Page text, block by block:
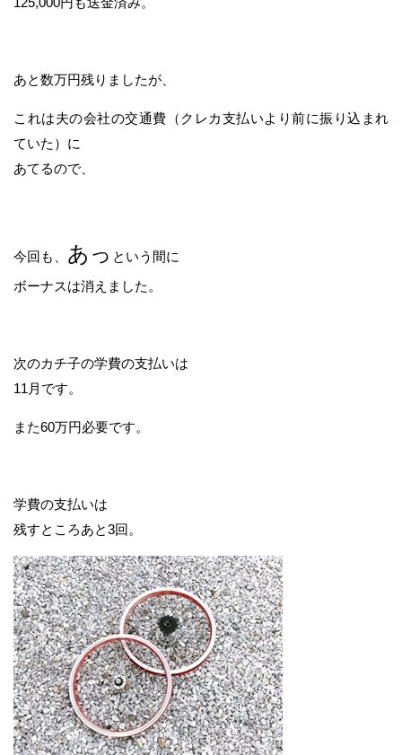
あと数万円残りましたが、
これは夫の会社の交通費（クレカ支払いより前に振り込まれ
ていた）に
あてるので、
今回も、 あっ という間に
ボーナスは消えました。
次のカチ子の学費の支払いは
11月です。
また60万円必要です。
学費の支払いは
残すところあと3回。